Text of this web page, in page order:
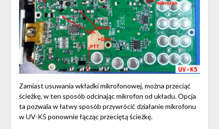
Zamiast usuwania wkładki mikrofonowej, można przeciąć
ścieżkę, w ten sposób odcinając mikrofon od układu. Opcja
ta pozwala w łatwy sposób przywrócić działanie mikrofonu
w UV-K5 ponownie łącząc przeciętą ścieżkę.